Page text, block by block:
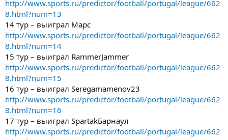
http://www.sports.ru/predictor/football/portugal/league/662
8.html?num=13
14 тур – выиграл Марс
http://www.sports.ru/predictor/football/portugal/league/662
8.html?num=14
15 тур – выиграл RammerJammer
http://www.sports.ru/predictor/football/portugal/league/662
8.html?num=15
16 тур – выиграл Seregamamenov23
http://www.sports.ru/predictor/football/portugal/league/662
8.html?num=16
17 тур – выиграл SpartakБарнаул
http://www.sports.ru/predictor/football/portugal/league/662